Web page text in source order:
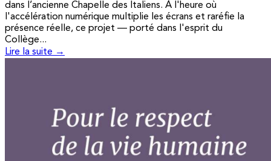
dans l’ancienne Chapelle des Italiens. À l'heure où
l'accélération numérique multiplie les écrans et raréfie la
présence réelle, ce projet — porté dans l'esprit du
Collège...
Lire la suite →